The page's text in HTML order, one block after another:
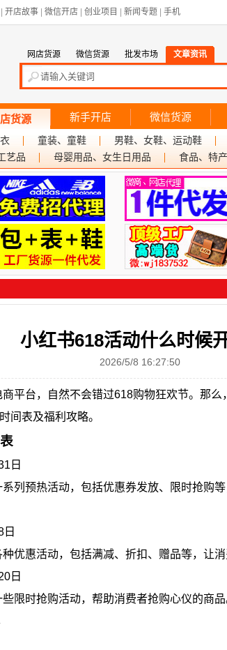
开店故事 微信开店 创业项目 新闻专题 手机
网店货源 微信货源 批发市场 文章资讯
货源 新手开店 微信货源
童装、童鞋 男鞋、女鞋、运动鞋
艺品
母婴用品、女生日用品 食品、特
小红书618活动什么时候
2026/5/8 16:27:50
平台，自然不会错过618购物狂欢节。那么
间表及福利攻略。
日
列预热活动，包括优惠券发放、限时抢购
优惠活动，包括满减、折扣、赠品等，让消
日
限时抢购活动，帮助消费者抢购心仪的商品